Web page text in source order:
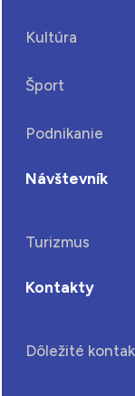
Kultúra
Šport
Podnikanie
Návštevník
Turizmus
Kontakty
Dôležité